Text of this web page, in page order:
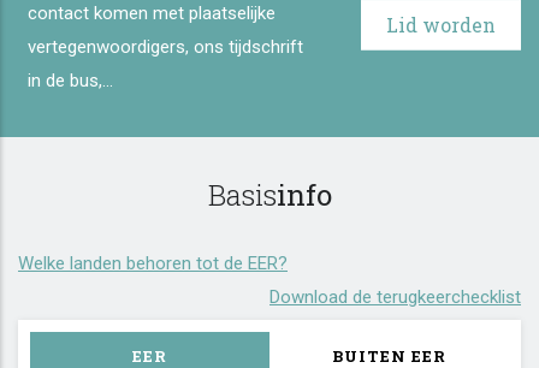
contact komen met plaatselijke
vertegenwoordigers, ons tijdschrift
in de bus,...
Lid worden
Basisinfo
Welke landen behoren tot de EER?
Download de terugkeerchecklist
EER BUITEN EER